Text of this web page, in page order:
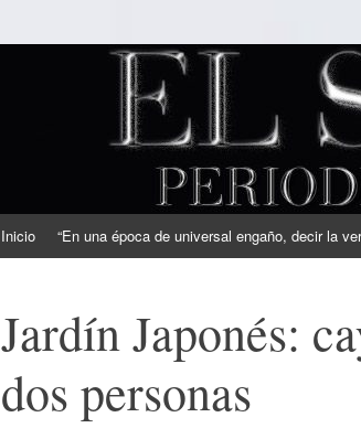
EL SINDICAL
Periodismo Inteligente
Inicio “En una época de universal engaño, decir la
Jardín Japonés:
dos personas